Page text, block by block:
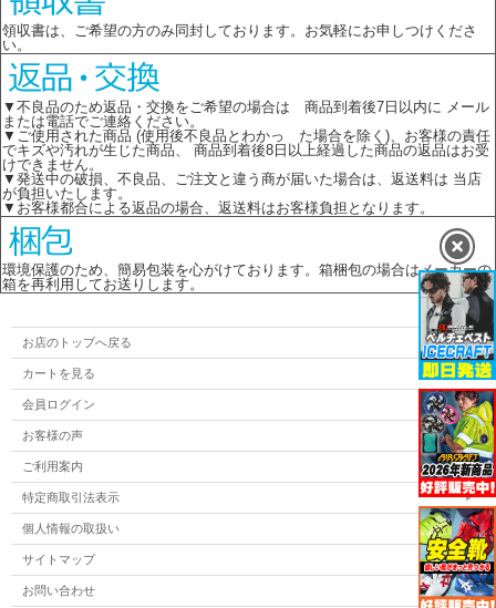
領収書は、ご希望の方のみ同封しております。お気軽にお申しつけくださ
い。
▼不良品のため返品・交換をご希望の場合は 商品到着後7日以内に メール
または電話でご連絡ください。
▼ご使用された商品 (使用後不良品とわかっ た場合を除く)、お客様の責任
でキズや汚れが生じた商品、 商品到着後8日以上経過した商品の返品はお受
けできません。
▼発送中の破損、不良品、ご注文と違う商が届いた場合は、返送料は 当店
が負担いたします。
▼お客様都合による返品の場合、返送料はお客様負担となります。
環境保護のため、簡易包装を心がけております。箱梱包の場合はメーカーの
箱を再利用してお送りします。
お店のトップへ戻る
カートを見る
会員ログイン
お客様の声
ご利用案内
特定商取引法表示
個人情報の取扱い
サイトマップ
お問い合わせ